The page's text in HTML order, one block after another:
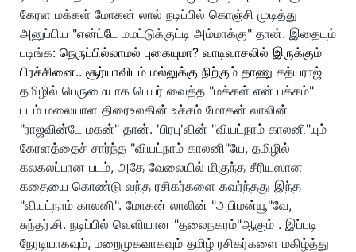
கேரள மக்கள் மோகன் லால் நடிப்பில் கொஞ்சி முடித்து
அனுப்பிய "என்ட்டே மமட்டுக்குட்டி அம்மாக்கு" தான். இதையும்
படிங்க: நெருப்பில்லாமல் புகையுமா? வாடிவாசலில் இருக்கும்
பிரச்சினை.. சூர்யாவிடம் மல்லுக்கு நிற்கும் தாணு சத்யராஜ்
தமிழில் பெருமையாக பெயர் வைத்த "மக்கள் என் பக்கம்"
படம் மலையாள திரைஉலகின் உச்சம் மோகன் லாலின்
"ராஜவின்டே மகன்" தான். 'பிரபு'வின் "வியட்நாம் காலனி"யும்
கேரளத்தைச் சார்ந்த "வியட்நாம் காலனி"யே, தமிழில்
கலகலப்பான படம், அதே வேலையில் மிகுந்த சீரியஸான
கதையை கொண்டு வந்த ரசிகர்களை கவர்ந்தது இந்த
"வியட்நாம் காலனி". மோகன் லாலின் "அபிமன்யூ"வே,
சுந்தர்.சி. நடிப்பில் வெளியான "தலைநகரம்"ஆகும் . இப்படி
நேரடியாகவும், மறைமுகவாகவும் தமிழ் ரசிகர்களை மகிழ்த்து